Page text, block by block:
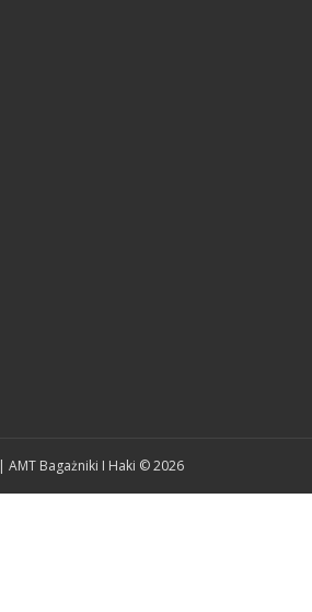
| AMT Bagażniki I Haki © 2026